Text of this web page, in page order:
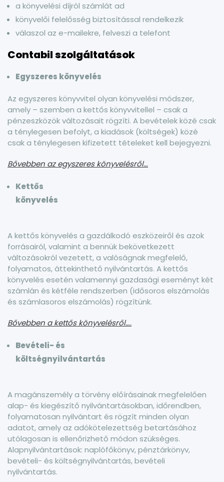
a könyvelési díjról számlát ad
könyvelői felelősség biztosítással rendelkezik
válaszol az e-mailekre, felveszi a telefont
Contabil szolgáltatások
Egyszeres könyvelés
Az egyszeres könyvvitel olyan könyvelési módszer,
amely – szemben a kettős könyvvitellel – csak a
pénzeszközök változásait rögzíti. A bevételek közé csak
a ténylegesen befolyt, a kiadások (költségek) közé
csak a ténylegesen kifizetett tételeket kell bejegyezni.
Bővebben az egyszeres könyvelésről…
Kettős
könyvelés
A kettős könyvelés a gazdálkodó eszközeiről és azok
forrásairól, valamint a bennük bekövetkezett
változásokról vezetett, a valóságnak megfelelő,
folyamatos, áttekinthető nyilvántartás. A kettős
könyvelés esetén valamennyi gazdasági eseményt két
számlán és kétféle rendszerben (idősoros elszámolás
és számlasoros elszámolás) rögzítünk.
Bővebben a kettős könyvelésről….
Bevételi- és
költségnyilvántartás
A magánszemély a törvény előírásainak megfelelően
alap- és kiegészítő nyilvántartásokban, időrendben,
folyamatosan nyilvántart és rögzít minden olyan
adatot, amely az adókötelezettség betartásához
utólagosan is ellenőrizhető módon szükséges.
Alapnyilvántartások: naplófőkönyv, pénztárkönyv,
bevételi- és költségnyilvántartás, bevételi
nyilvántartás.